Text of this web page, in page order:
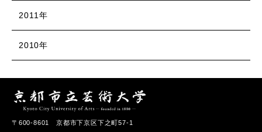
2011年
2010年
〒600-8601 京都市下京区下之町57-1